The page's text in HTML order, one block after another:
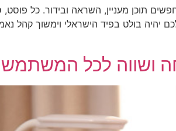
יהיה בולט בפיד הישראלי וימשוך קהל
ושווה לכל